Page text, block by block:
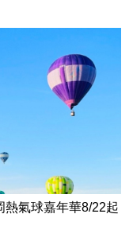
氣球嘉年華8/22起